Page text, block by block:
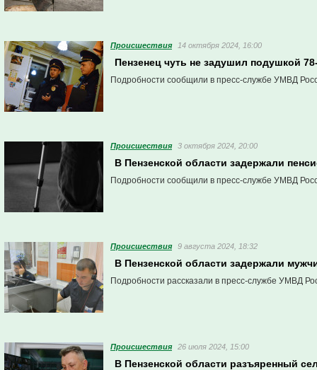
Проиcшествия 14 октября 2024, 16:00
Пензенец чуть не задушил подушкой
Подробности сообщили в пресс-службе УМВД
Проиcшествия 3 октября 2024, 20:00
В Пензенской области задержали
Подробности сообщили в пресс-службе УМВД
Проиcшествия 9 августа 2024, 18:32
В Пензенской области задержали
Подробности рассказали в пресс-службе УМВД
Проиcшествия 26 июля 2024, 15:00
В Пензенской области разъяренный